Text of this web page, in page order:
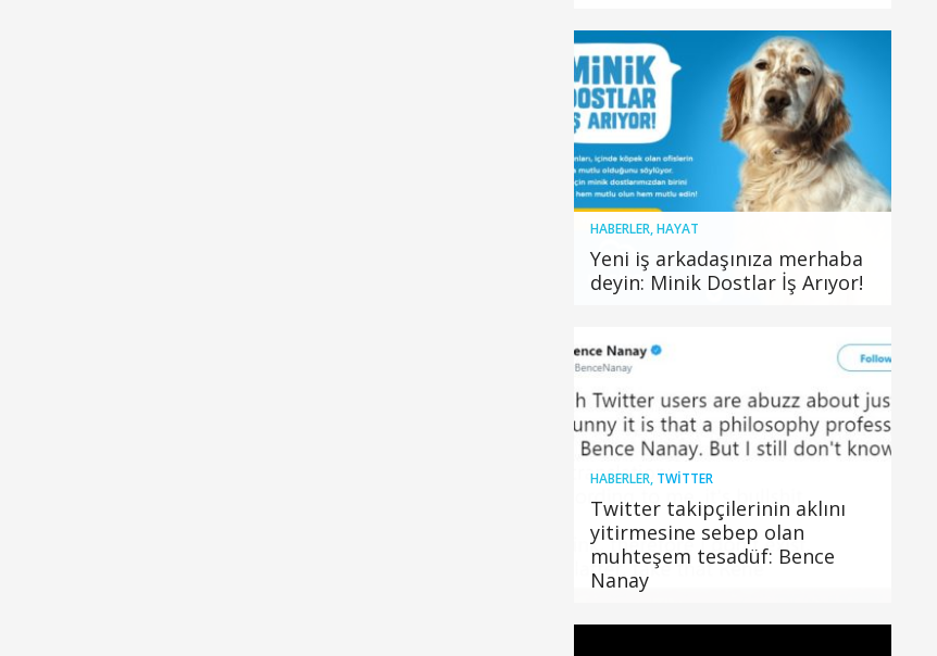
HABERLER,HAYAT
Yeni iş arkadaşınıza merhaba
deyin: Minik Dostlar İş Arıyor!
HABERLER, TWITTER
Twitter takipçilerinin aklını
yitirmesine sebep olan
muhteşem tesadüf: Bence
Nanay